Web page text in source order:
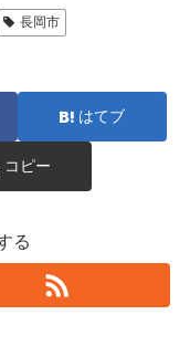
長岡市
はてブ
コピー
る